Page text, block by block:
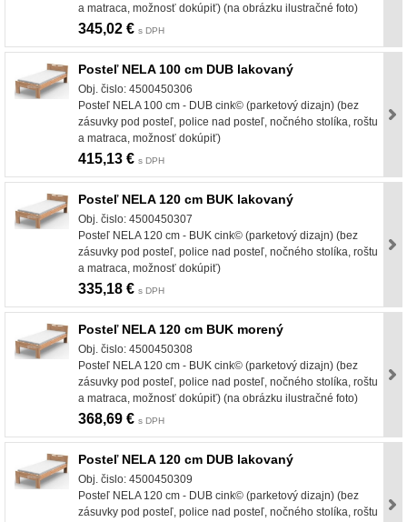
a matraca, možnosť dokúpiť) (na obrázku ilustračné foto)
345,02 € s DPH
Posteľ NELA 100 cm DUB lakovaný
Obj. čislo: 4500450306
Posteľ NELA 100 cm - DUB cink© (parketový dizajn) (bez
zásuvky pod posteľ, police nad posteľ, nočného stolíka, roštu
a matraca, možnosť dokúpiť)
415,13 € s DPH
Posteľ NELA 120 cm BUK lakovaný
Obj. čislo: 4500450307
Posteľ NELA 120 cm - BUK cink© (parketový dizajn) (bez
zásuvky pod posteľ, police nad posteľ, nočného stolíka, roštu
a matraca, možnosť dokúpiť)
335,18 € s DPH
Posteľ NELA 120 cm BUK morený
Obj. čislo: 4500450308
Posteľ NELA 120 cm - BUK cink© (parketový dizajn) (bez
zásuvky pod posteľ, police nad posteľ, nočného stolíka, roštu
a matraca, možnosť dokúpiť) (na obrázku ilustračné foto)
368,69 € s DPH
Posteľ NELA 120 cm DUB lakovaný
Obj. čislo: 4500450309
Posteľ NELA 120 cm - DUB cink© (parketový dizajn) (bez
zásuvky pod posteľ, police nad posteľ, nočného stolíka, roštu